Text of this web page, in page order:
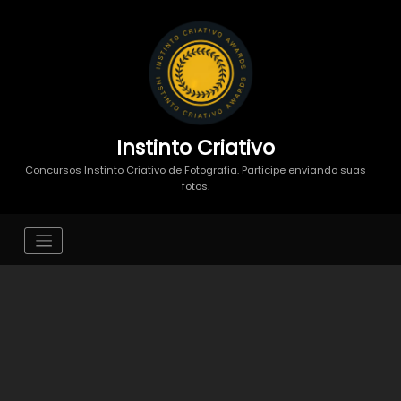
Instinto Criativo
Concursos Instinto Criativo de Fotografia. Participe enviando suas
fotos.